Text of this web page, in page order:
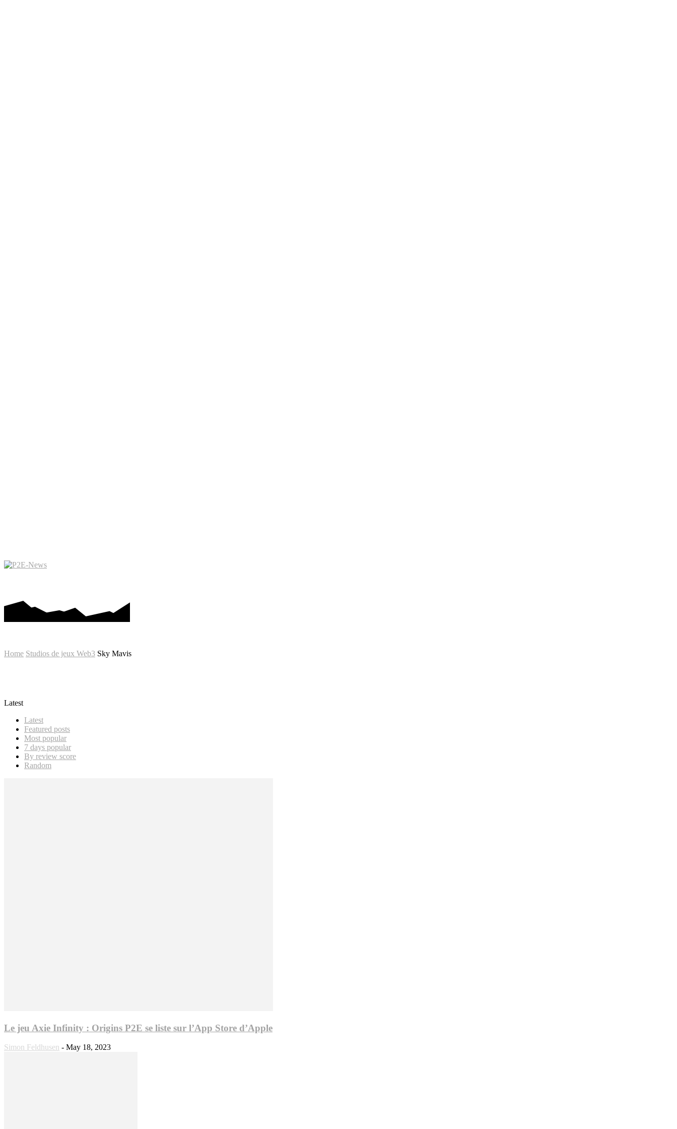
Home Studios de jeux Web3 Sky Mavis
Latest
Latest
Featured posts
Most popular
7 days popular
By review score
Random
Le jeu Axie Infinity : Origins P2E se liste sur l’App Store d’Apple
Simon Feldhusen - May 18, 2023